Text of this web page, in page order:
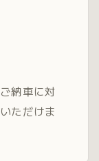
納車に対
ただけま